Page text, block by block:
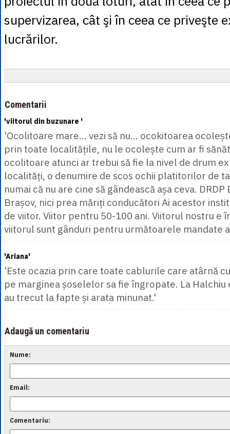
supervizarea, cât şi în ceea ce priveşte
lucrărilor.
Comentarii
'viitorul din buzunare '
'Ocolitoare mare... vezi să nu... ocokitoarea
prin toate localitățile, nu le ocolește cum ar fi
ocolitoare atunci ar trebui să fie la nivel de drum
localități, o denumire de scos ochii platitorilor de
numai că nu are cine să gândească așa ceva. DRDP
Brașov, nici prea măriți conducători Ai acestor
de viitor. Viitor pentru 50-100 ani. Viitorul nostru e
viitorul sunt gânduri pentru următoarele mandate
'Ariana'
'Este ocazia prin care toate cablurile care atârnă
pe marginea șoselelor sa fie îngropate. La Halchiu
au trecut la fapte și arata minunat.'
Adaugă un comentariu
Nume:
Email:
Comentariu: